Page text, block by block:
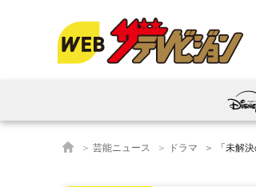
芸能ニュース ドラマ 「未解